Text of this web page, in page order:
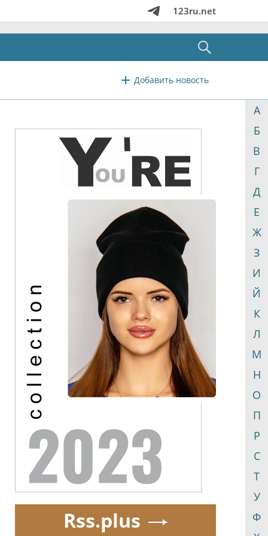
123ru.net
Добавить новость
А
Б
В
Г
Д
Е
Ж
З
И
Й
К
Л
М
Н
О
П
Р
С
Т
У
Ф
Rss.plus